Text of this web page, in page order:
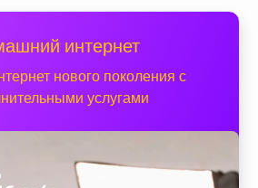
интернет
нового поколения с
услугами